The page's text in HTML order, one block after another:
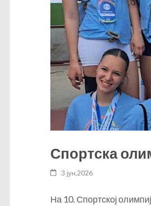
Спортска
3 јун,2026
На 10. Спортској